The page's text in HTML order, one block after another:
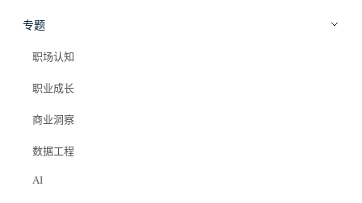
专题
职场认知
职业成长
商业洞察
数据工程
AI
专题
职场认知